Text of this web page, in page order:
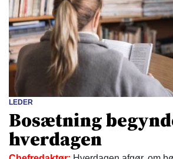
LEDER
Bosætning
hverdagen